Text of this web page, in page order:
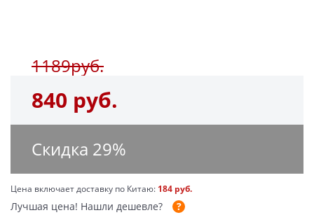
1189руб.
840 руб.
Скидка 29%
Цена включает доставку по Китаю: 184 руб.
Лучшая цена! Нашли дешевле?